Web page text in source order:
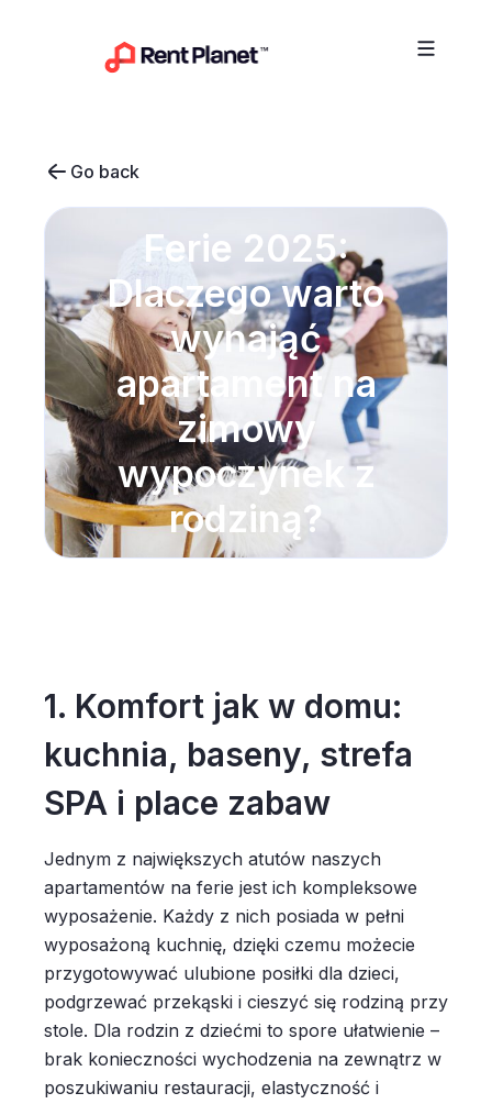
Go back
Ferie 2025:
Dlaczego warto
wynająć
apartament na
zimowy
wypoczynek z
rodziną?
1. Komfort jak w domu:
kuchnia, baseny, strefa
SPA i place zabaw
Jednym z największych atutów naszych
apartamentów na ferie jest ich kompleksowe
wyposażenie. Każdy z nich posiada w pełni
wyposażoną kuchnię, dzięki czemu możecie
przygotowywać ulubione posiłki dla dzieci,
podgrzewać przekąski i cieszyć się rodziną przy
stole. Dla rodzin z dziećmi to spore ułatwienie –
brak konieczności wychodzenia na zewnątrz w
poszukiwaniu restauracji, elastyczność i